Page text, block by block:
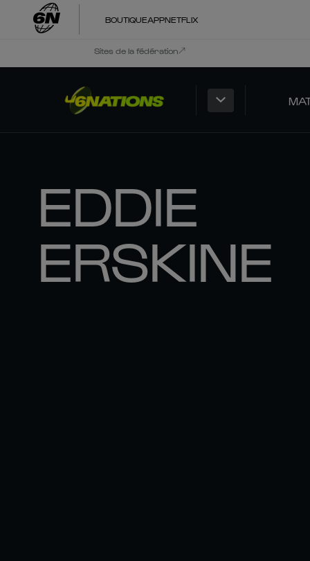
BOUTIQUEAPPNETFLIX
Sites de la fédération
EDDIE
ERSKINE